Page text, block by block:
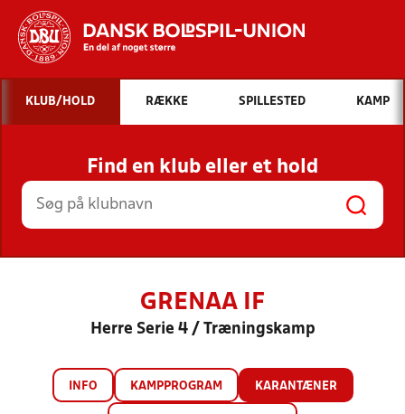
Hvad vil du søge efter?
INDHOLD OG NYHEDER
STILLINGER, RESULTATER, KLUBBER OG
HOLD
KLUB/HOLD RÆKKE SPILLESTED KAMP
Find en klub eller et hold
GRENAA IF
Herre Serie 4 / Træningskamp
INFO KAMPPROGRAM KARANTÆNER